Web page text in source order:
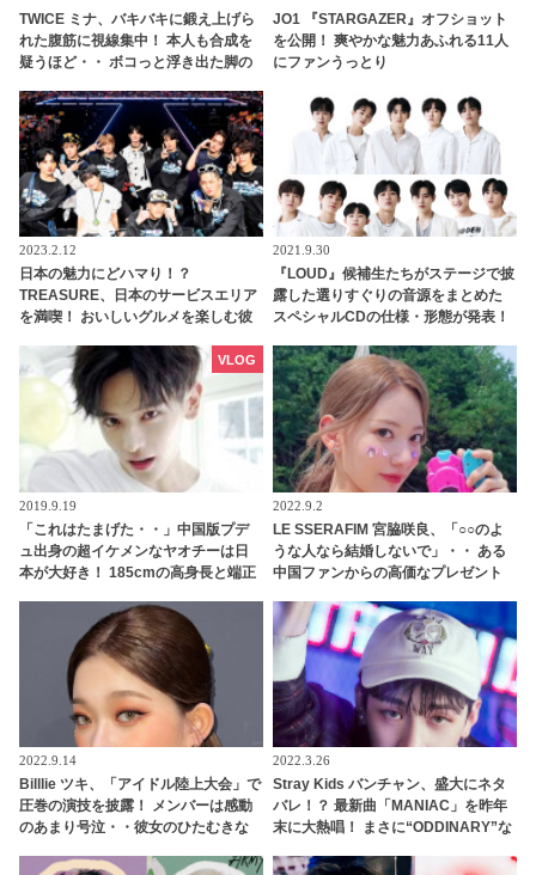
TWICE ミナ、バキバキに鍛え上げら
れた腹筋に視線集中！ 本人も合成を
疑うほど・・ ボコっと浮き出た脚の
JO1 『STARGAZER』オフショット
を公開！ 爽やかな魅力あふれる11人
にファンうっとり
2023.2.12
日本の魅力にどハマり！？
TREASURE、日本のサービスエリア
を満喫！ おいしいグルメを楽しむ彼
2021.9.30
『LOUD』候補生たちがステージで披
露した選りすぐりの音源をまとめた
スペシャルCDの仕様・形態が発表！
にリリースへ
2019.9.19
「これはたまげた・・」中国版プデ
ュ出身の超イケメンなヤオチーは日
本が大好き！ 185cmの高身長と端正
VLOG
2022.9.2
LE SSERAFIM 宮脇咲良、「○○のよ
うな人なら結婚しないで」・・ ある
中国ファンからの高価なプレゼント
すぎる
2022.9.14
Billlie ツキ、「アイドル陸上大会」で
圧巻の演技を披露！ メンバーは感動
のあまり号泣・・彼女のひたむきな
2022.3.26
Stray Kids バンチャン、盛大にネタ
バレ！？ 最新曲「MANIAC」を昨年
末に大熱唱！ まさに“ODDINARY”な
映像に仰天